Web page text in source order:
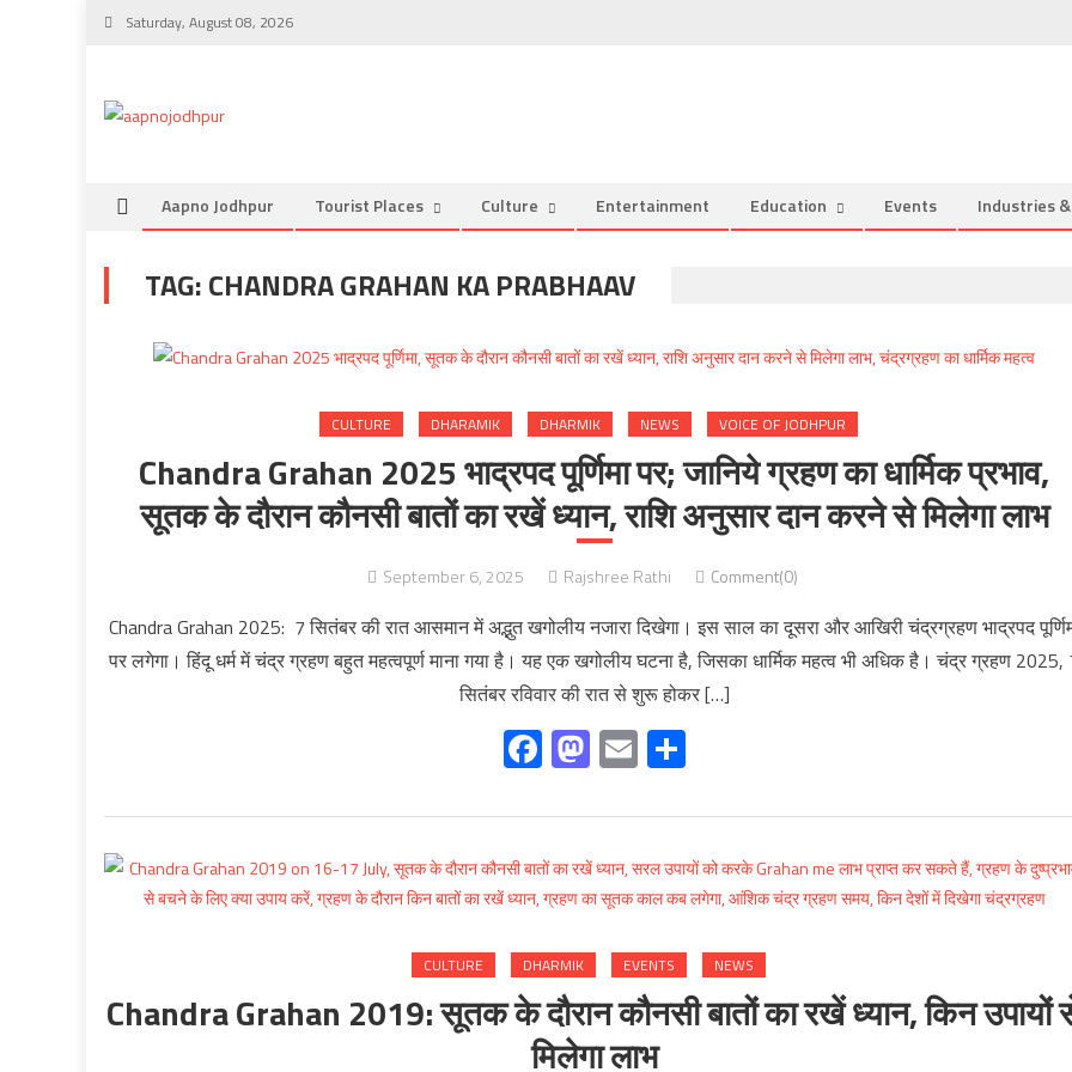
Skip
Saturday, August 08, 2026
Aapno Jodhpur Tourist Places Culture Entertainment Education Events Industries
TAG:CHANDRA GRAHAN KA PRABHAAV
CULTURE DHARAMIK DHARMIK NEWS VOICE OF JODHPUR
Chandra Grahan 2025 भाद्रपद पूर्णिमा पर; जानिये ग्रहण का धार्मिक प्रभाव,
सूतक के दौरान कौनसी बातों का रखें ध्यान, राशि अनुसार दान करने से मिलेगा लाभ
September 6, 2025 Rajshree Rathi Comment(0)
Chandra Grahan 2025: 7 सितंबर की रात आसमान में अद्भुत खगोलीय नजारा दिखेगा। इस साल का दूसरा और आखिरी चंद्रग्रहण भाद्रपद
पर लगेगा। हिंदू धर्म में चंद्र ग्रहण बहुत महत्वपूर्ण माना गया है। यह एक खगोलीय घटना है, जिसका धार्मिक महत्व भी अधिक है। चंद्र ग्रहण 2025,
सितंबर रविवार की रात से शुरू होकर […]
Facebook
Mastodon
EmailShare
CULTURE DHARMIK EVENTS NEWS
Chandra Grahan 2019: सूतक के दौरान कौनसी बातों का रखें ध्यान, किन उपायों
मिलेगा लाभ